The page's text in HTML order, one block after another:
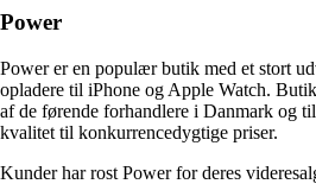
Power
Power er en populær butik med et stort
opladere til iPhone og Apple Watch.
af ​​de førende forhandlere i Danmark og
kvalitet til konkurrencedygtige priser.
Kunder har rost Power for deres